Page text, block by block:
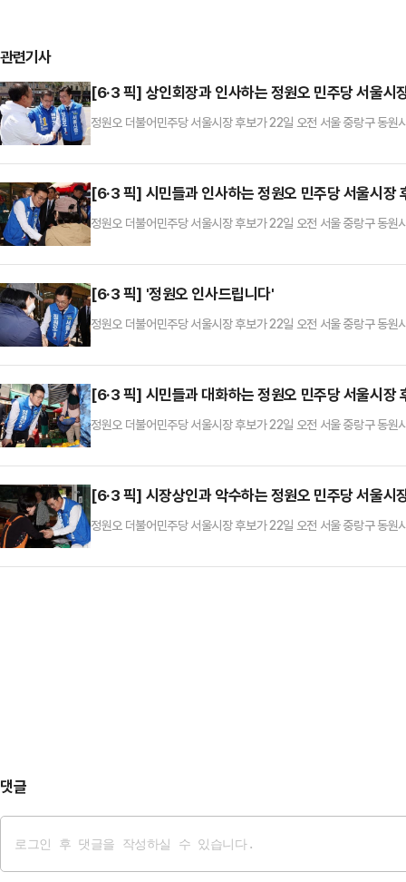
관련기사
[6·3 픽] 상인회장과 인사하는 정원오 민주당 서울시
정원오 더불어민주당 서울시장 후보가 22일 오전 서울 중랑구 동원
[6·3 픽] 시민들과 인사하는 정원오 민주당 서울시장
정원오 더불어민주당 서울시장 후보가 22일 오전 서울 중랑구 동원
[6·3 픽] '정원오 인사드립니다'
정원오 더불어민주당 서울시장 후보가 22일 오전 서울 중랑구 동원
[6·3 픽] 시민들과 대화하는 정원오 민주당 서울시장
정원오 더불어민주당 서울시장 후보가 22일 오전 서울 중랑구 동원
[6·3 픽] 시장상인과 악수하는 정원오 민주당 서울시
정원오 더불어민주당 서울시장 후보가 22일 오전 서울 중랑구 동원
댓글